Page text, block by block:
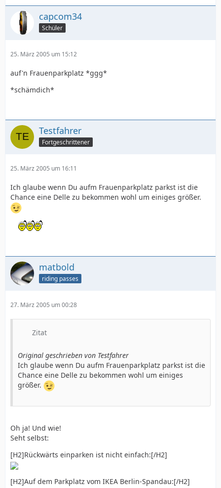
capcom34
Schüler
25. März 2005 um 15:12
auf'n Frauenparkplatz *ggg*
*schämdich*
Testfahrer
Fortgeschrittener
25. März 2005 um 16:11
Ich glaube wenn Du aufm Frauenparkplatz parkst ist die
Chance eine Delle zu bekommen wohl um einiges größer.
matbold
riding passes
27. März 2005 um 00:28
Zitat
Original geschrieben von Testfahrer
Ich glaube wenn Du aufm Frauenparkplatz parkst ist die
Chance eine Delle zu bekommen wohl um einiges
größer.
Oh ja! Und wie!
Seht selbst:
[H2]Rückwärts einparken ist nicht einfach:[/H2]
[H2]Auf dem Parkplatz vom IKEA Berlin-Spandau:[/H2]